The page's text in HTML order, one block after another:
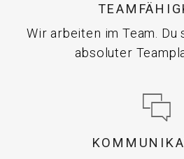
Wir arbeiten im Team.
absoluter